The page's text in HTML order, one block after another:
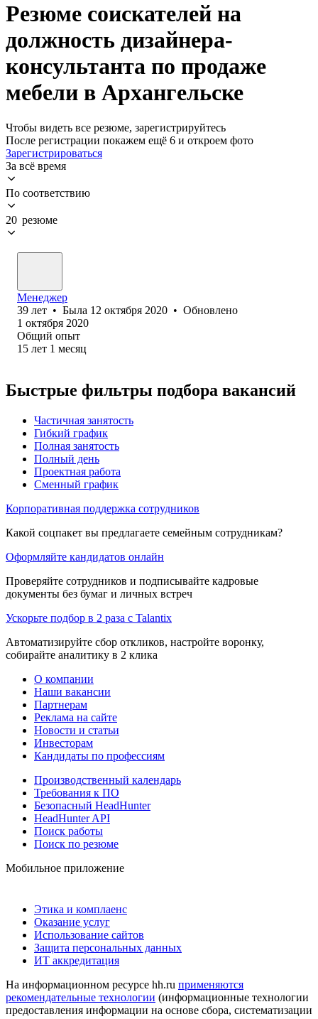
Резюме соискателей на
должность дизайнера-
консультанта по продаже
мебели в Архангельске
Чтобы видеть все резюме, зарегистрируйтесь
После регистрации покажем ещё 6 и откроем фото
Зарегистрироваться
За всё время
По соответствию
20 резюме
Менеджер
39 лет • Была 12 октября 2020 • Обновлено
1 октября 2020
Общий опыт
15 лет 1 месяц
Быстрые фильтры подбора вакансий
Частичная занятость
Гибкий график
Полная занятость
Полный день
Проектная работа
Сменный график
Корпоративная поддержка сотрудников
Какой соцпакет вы предлагаете семейным сотрудникам?
Оформляйте кандидатов онлайн
Проверяйте сотрудников и подписывайте кадровые
документы без бумаг и личных встреч
Ускорьте подбор в 2 раза с Talantix
Автоматизируйте сбор откликов, настройте воронку,
собирайте аналитику в 2 клика
О компании
Наши вакансии
Партнерам
Реклама на сайте
Новости и статьи
Инвесторам
Кандидаты по профессиям
Производственный календарь
Требования к ПО
Безопасный HeadHunter
HeadHunter API
Поиск работы
Поиск по резюме
Мобильное приложение
Этика и комплаенс
Оказание услуг
Использование сайтов
Защита персональных данных
ИТ аккредитация
На информационном ресурсе hh.ru применяются
рекомендательные технологии (информационные технологии
предоставления информации на основе сбора, систематизации